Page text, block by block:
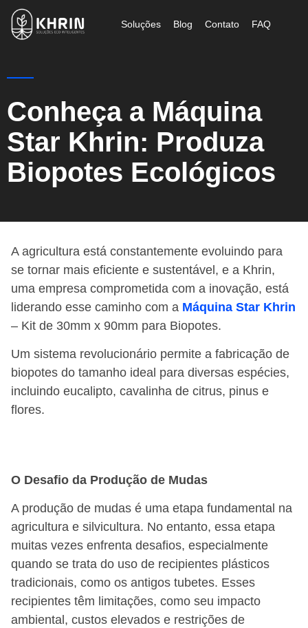
Soluções Blog Contato FAQ
Conheça a Máquina
Star Khrin: Produza
Biopotes Ecológicos
A agricultura está constantemente evoluindo para
se tornar mais eficiente e sustentável, e a Khrin,
uma empresa comprometida com a inovação, está
liderando esse caminho com a Máquina Star Khrin
– Kit de 30mm x 90mm para Biopotes.
Um sistema revolucionário permite a fabricação de
biopotes do tamanho ideal para diversas espécies,
incluindo eucalipto, cavalinha de citrus, pinus e
flores.
O Desafio da Produção de Mudas
A produção de mudas é uma etapa fundamental na
agricultura e silvicultura. No entanto, essa etapa
muitas vezes enfrenta desafios, especialmente
quando se trata do uso de recipientes plásticos
tradicionais, como os antigos tubetes. Esses
recipientes têm limitações, como seu impacto
ambiental, custos elevados e restrições de